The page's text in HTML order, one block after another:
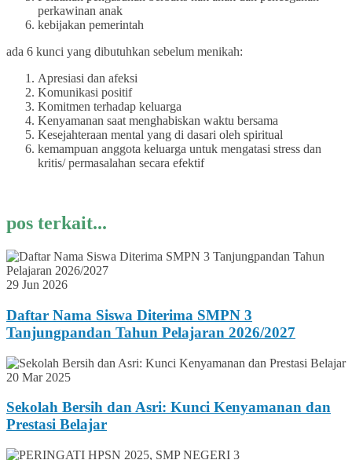
perkawinan anak
kebijakan pemerintah
ada 6 kunci yang dibutuhkan sebelum menikah:
Apresiasi dan afeksi
Komunikasi positif
Komitmen terhadap keluarga
Kenyamanan saat menghabiskan waktu bersama
Kesejahteraan mental yang di dasari oleh spiritual
kemampuan anggota keluarga untuk mengatasi stress dan
kritis/ permasalahan secara efektif
pos terkait...
29 Jun 2026
Daftar Nama Siswa Diterima SMPN 3
Tanjungpandan Tahun Pelajaran 2026/2027
20 Mar 2025
Sekolah Bersih dan Asri: Kunci Kenyamanan dan
Prestasi Belajar